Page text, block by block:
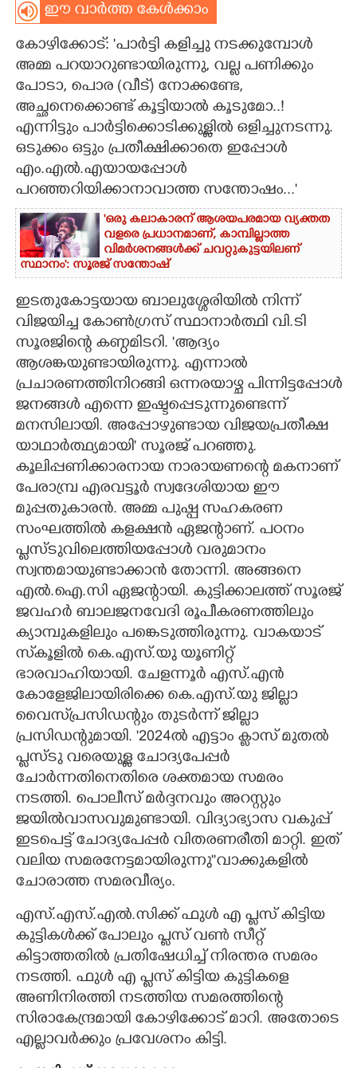
CARTOONS
LITERATURE
ZOOM
CONTACT US
ഈ വാർത്ത കേൾക്കാം
കോഴിക്കോട്: 'പാർട്ടി കളിച്ചു നടക്കുമ്പോൾ
അമ്മ പറയാറുണ്ടായിരുന്നു, വല്ല പണിക്കും
പോടാ, പൊര (വീട്) നോക്കണ്ടേ,
അച്ഛനെക്കൊണ്ട് കൂട്ടിയാൽ കൂടുമോ..!
എന്നിട്ടും പാർട്ടിക്കൊടിക്കുള്ളിൽ ഒളിച്ചുനടന്നു.
ഒടുക്കം ഒട്ടും പ്രതീക്ഷിക്കാതെ ഇപ്പോൾ
എം.എൽ.എയായപ്പോൾ
പറഞ്ഞറിയിക്കാനാവാത്ത സന്തോഷം...'
'ഒരു കലാകാരന് ആശയപരമായ വ്യക്തത
വളരെ പ്രധാനമാണ്, കാമ്പില്ലാത്ത
വിമർശനങ്ങൾക്ക് ചവറ്റുകുട്ടയിലണ്
സ്ഥാനം': സൂരജ് സന്തോഷ്
ഇടതുകോട്ടയായ ബാലുശ്ശേരിയിൽ നിന്ന്
വിജയിച്ച കോൺഗ്രസ് സ്ഥാനാർത്ഥി വി.ടി
സൂരജിന്റെ കണ്ഠമിടറി. 'ആദ്യം
ആശങ്കയുണ്ടായിരുന്നു. എന്നാൽ
പ്രചാരണത്തിനിറങ്ങി ഒന്നരയാഴ്ച പിന്നിട്ടപ്പോൾ
ജനങ്ങൾ എന്നെ ഇഷ്ടപ്പെടുന്നുണ്ടെന്ന്
മനസിലായി. അപ്പോഴുണ്ടായ വിജയപ്രതീക്ഷ
യാഥാർത്ഥ്യമായി' സൂരജ് പറഞ്ഞു.
കൂലിപ്പണിക്കാരനായ നാരായണന്റെ മകനാണ്
പേരാമ്പ്ര എരവട്ടൂർ സ്വദേശിയായ ഈ
മുപ്പതുകാരൻ. അമ്മ പുഷ്പ സഹകരണ
സംഘത്തിൽ കളക്ഷൻ ഏജന്റാണ്. പഠനം
പ്ലസ്ടുവിലെത്തിയപ്പോൾ വരുമാനം
സ്വന്തമായുണ്ടാക്കാൻ തോന്നി. അങ്ങനെ
എൽ.ഐ.സി ഏജന്റായി. കുട്ടിക്കാലത്ത് സൂരജ്
ജവഹർ ബാലജനവേദി രൂപീകരണത്തിലും
ക്യാമ്പുകളിലും പങ്കെടുത്തിരുന്നു. വാകയാട്
സ്‌കൂളിൽ കെ.എസ്.യു യൂണിറ്റ്
ഭാരവാഹിയായി. ചേളന്നൂർ എസ്.എൻ
കോളേജിലായിരിക്കെ കെ.എസ്.യു ജില്ലാ
വൈസ്‌പ്രസിഡന്റും തുടർന്ന് ജില്ലാ
പ്രസിഡന്റുമായി. '2024ൽ എട്ടാം ക്ലാസ് മുതൽ
പ്ലസ്ടു വരെയുള്ള ചോദ്യപേപ്പർ
ചോർന്നതിനെതിരെ ശക്തമായ സമരം
നടത്തി. പൊലീസ് മർദ്ദനവും അറസ്റ്റും
ജയിൽവാസവുമുണ്ടായി. വിദ്യാഭ്യാസ വകുപ്പ്
ഇടപെട്ട് ചോദ്യപേപ്പർ വിതരണരീതി മാറ്റി. ഇത്
വലിയ സമരനേട്ടമായിരുന്നു''വാക്കുകളിൽ
ചോരാത്ത സമരവീര്യം.
എസ്.എസ്.എൽ.സിക്ക് ഫുൾ എ പ്ലസ് കിട്ടിയ
കുട്ടികൾക്ക് പോലും പ്ലസ് വൺ സീറ്റ്
കിട്ടാത്തതിൽ പ്രതിഷേധിച്ച് നിരന്തര സമരം
നടത്തി. ഫുൾ എ പ്ലസ് കിട്ടിയ കുട്ടികളെ
അണിനിരത്തി നടത്തിയ സമരത്തിന്റെ
സിരാകേന്ദ്രമായി കോഴിക്കോട് മാറി. അതോടെ
എല്ലാവർക്കും പ്രവേശനം കിട്ടി.